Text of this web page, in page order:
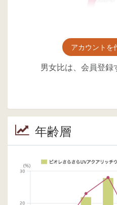
アカウントを
男女比は、会員登
年齢層